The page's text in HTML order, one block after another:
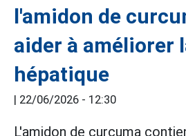
l'amidon de
aider à améliorer
hépatique
| 22/06/2026 - 12:30
L'amidon de curcuma